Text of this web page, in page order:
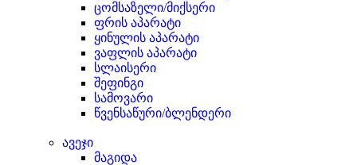
ცომსაზელი/მიქსერი
ფრის აპარატი
ყინულის აპარატი
ვაფლის აპარატი
სლაისერი
შეფინგი
სამოვარი
წვენსაწური/ბლენდერი
ავეჯი
მაგიდა